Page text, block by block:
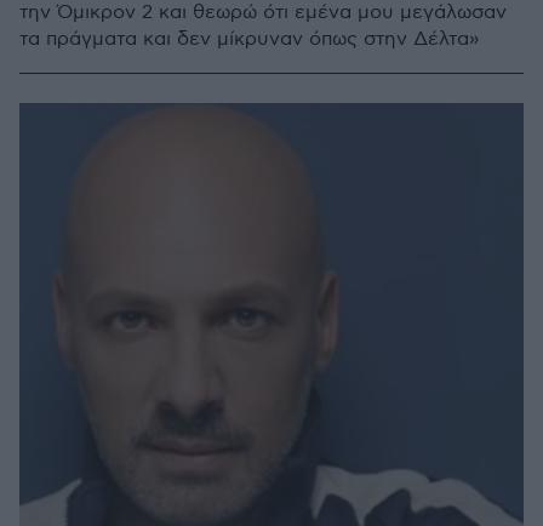
την Όμικρον 2 και θεωρώ ότι εμένα μου μεγάλωσαν
τα πράγματα και δεν μίκρυναν όπως στην Δέλτα»